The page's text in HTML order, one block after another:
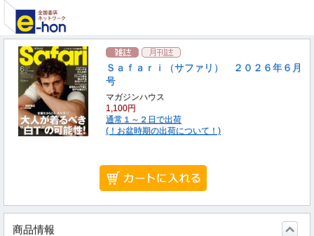
Ｓａｆａｒｉ（サファリ） ２０２６年６月
号
マガジンハウス
1,100円
通常１～２日で出荷
(！お盆時期の出荷について！)
商品情報